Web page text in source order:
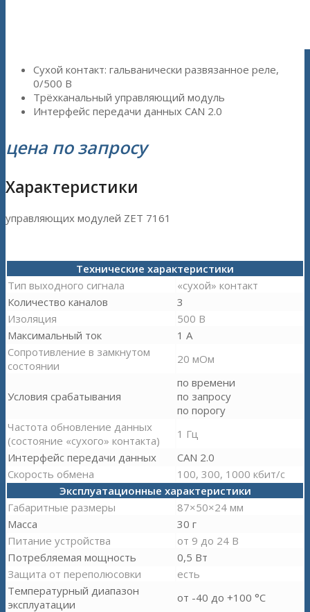
Сухой контакт: гальванически развязанное реле,
0/500 В
Трёхканальный управляющий модуль
Интерфейс передачи данных CAN 2.0
цена по запросу
Характеристики
управляющих модулей ZET 7161
Технические характеристики
Тип выходного сигнала
«сухой» контакт
Количество каналов
3
Изоляция
500 В
Максимальный ток
1 А
Сопротивление в замкнутом
состоянии
20 мОм
Условия срабатывания
по времени
по запросу
по порогу
Частота обновление данных
(состояние «сухого» контакта)
1 Гц
Интерфейс передачи данных
CAN 2.0
Скорость обмена
100, 300, 1000 кбит/с
Эксплуатационные характеристики
Габаритные размеры
87×50×24 мм
Масса
30 г
Питание устройства
от 9 до 24 В
Потребляемая мощность
0,5 Вт
Защита от переполюсовки
есть
Температурный диапазон
эксплуатации
от -40 до +100 °С